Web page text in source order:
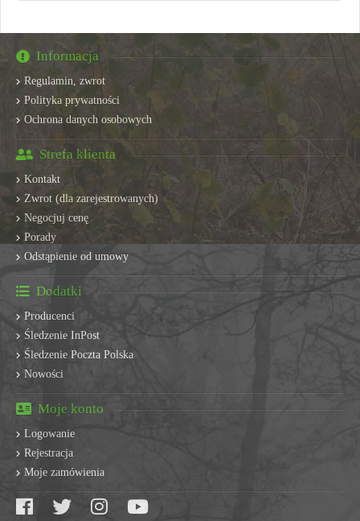
Informacja
Regulamin, zwrot
Polityka prywatności
Ochrona danych osobowych
Strefa klienta
Kontakt
Zwrot (dla zarejestrowanych)
Negocjuj cenę
Porady
Odstąpienie od umowy
Dodatki
Producenci
Śledzenie InPost
Śledzenie Poczta Polska
Nowości
Moje konto
Logowanie
Rejestracja
Moje zamówienia